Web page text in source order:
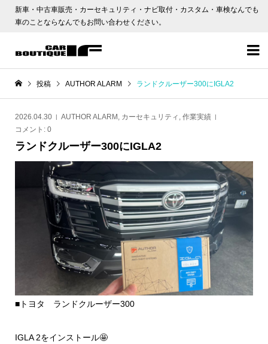
新車・中古車販売・カーセキュリティ・ナビ取付・カスタム・車検なんでも
車のことならなんでもお問い合わせください。

投稿 AUTHOR ALARM ランドクルーザー300にIGLA2
2026.04.30 AUTHOR ALARM , カーセキュリティ , 作業実績
コメント: 0
ランドクルーザー300にIGLA2
■トヨタ ランドクルーザー300
IGLA 2をインストール🤩